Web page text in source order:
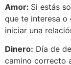
Amor: Si estás
que te interesa o
iniciar una
Dinero: Día de
camino correcto